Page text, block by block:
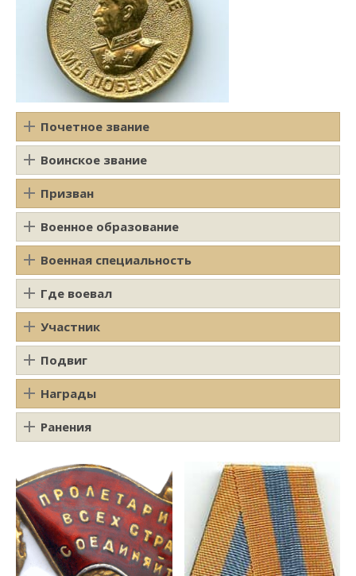
Почетное звание
Воинское звание
Призван
Военное образование
Военная специальность
Где воевал
Участник
Подвиг
Награды
Ранения